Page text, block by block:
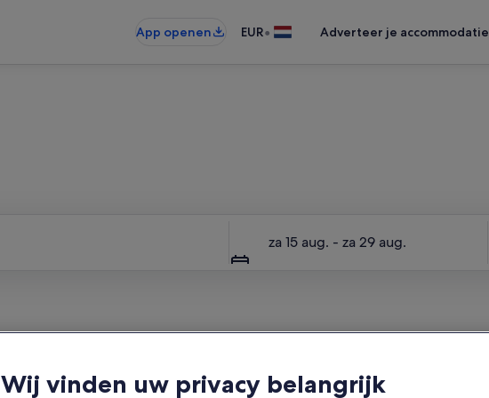
App openen
EUR• Adverteer je accommodatie
za 15 aug. - za 29 aug.
Wij vinden uw privacy belangrijk